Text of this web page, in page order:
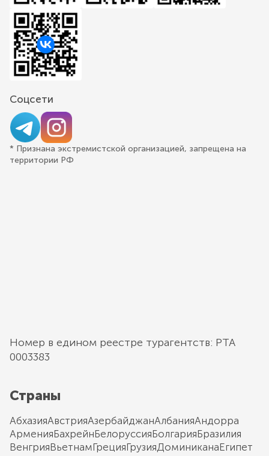
Соцсети
* Признана экстремистской организацией, запрещена на
территории РФ
Номер в едином реестре турагентств: РТА
0003383
Страны
АбхазияАвстрияАзербайджанАлбанияАндорра
АрменияБахрейнБелоруссияБолгарияБразилия
ВенгрияВьетнамГрецияГрузияДоминиканаЕгипет